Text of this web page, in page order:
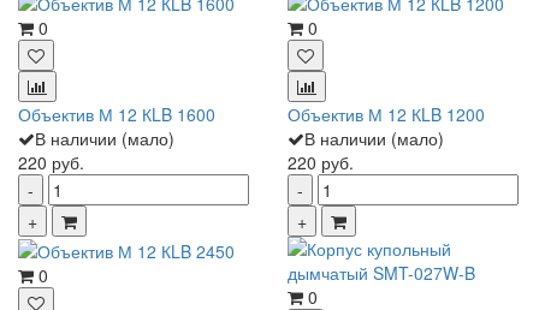
0
Объектив М 12 КLB 1600
В наличии (мало)
220 руб.
0
Объектив М 12 КLB 1200
В наличии (мало)
220 руб.
0
0